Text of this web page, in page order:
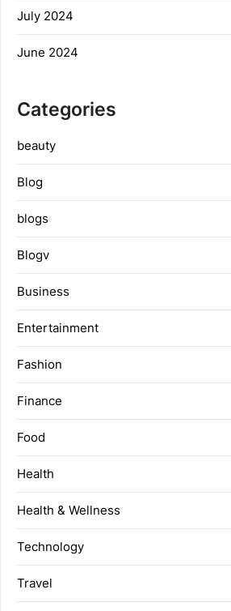
July 2024
June 2024
Categories
beauty
Blog
blogs
Blogv
Business
Entertainment
Fashion
Finance
Food
Health
Health & Wellness
Technology
Travel